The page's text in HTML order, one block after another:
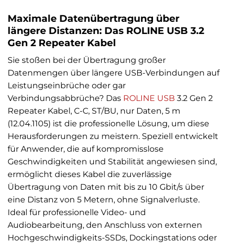
Maximale Datenübertragung über
längere Distanzen: Das ROLINE USB 3.2
Gen 2 Repeater Kabel
Sie stoßen bei der Übertragung großer
Datenmengen über längere USB-Verbindungen auf
Leistungseinbrüche oder gar
Verbindungsabbrüche? Das ROLINE USB 3.2 Gen 2
Repeater Kabel, C-C, ST/BU, nur Daten, 5 m
(12.04.1105) ist die professionelle Lösung, um diese
Herausforderungen zu meistern. Speziell entwickelt
für Anwender, die auf kompromisslose
Geschwindigkeiten und Stabilität angewiesen sind,
ermöglicht dieses Kabel die zuverlässige
Übertragung von Daten mit bis zu 10 Gbit/s über
eine Distanz von 5 Metern, ohne Signalverluste.
Ideal für professionelle Video- und
Audiobearbeitung, den Anschluss von externen
Hochgeschwindigkeits-SSDs, Dockingstations oder